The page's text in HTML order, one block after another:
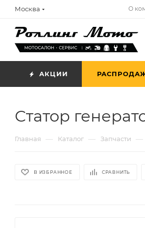
Москва О
АКЦИИ
Статор
Главная — Каталог — Запчасти —
В ИЗБРАННОЕ СРАВНИТЬ